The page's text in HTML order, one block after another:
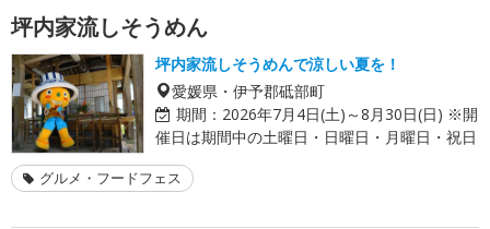
坪内家流しそうめん
坪内家流しそうめんで涼しい夏を！
愛媛県・伊予郡砥部町
期間： 2026年7月4日(土)～8月30日(日) ※開
催日は期間中の土曜日・日曜日・月曜日・祝日
グルメ・フードフェス